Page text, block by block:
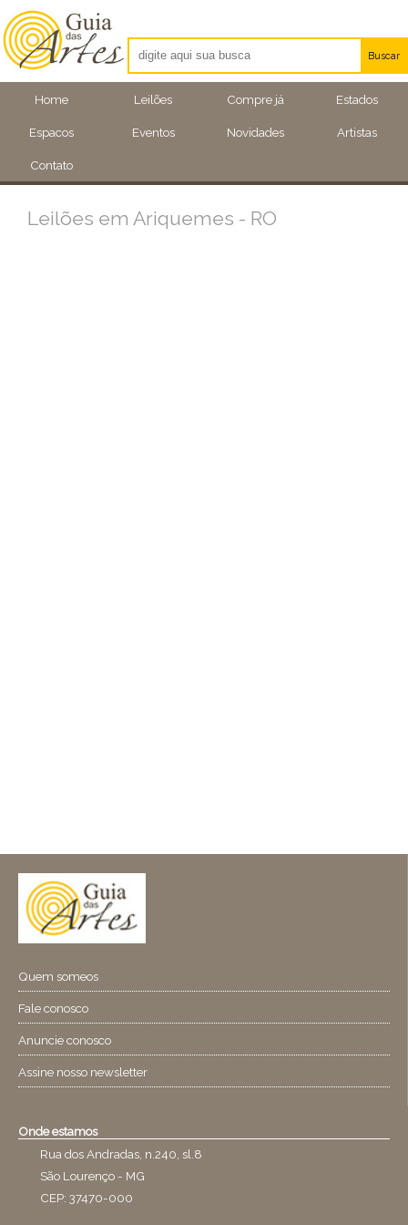
Home Leilões Compre já Estados
Espacos Eventos Novidades Artistas
Contato
Buscar
Artistas
Eventos
Leilões em Ariquemes - RO
Quem someos
Fale conosco
Anuncie conosco
Assine nosso newsletter
Onde estamos
Rua dos Andradas, n.240, sl.8
São Lourenço - MG
CEP: 37470-000